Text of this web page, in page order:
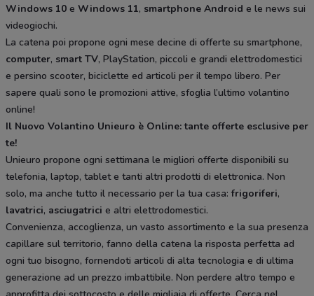
Windows 10 e Windows 11, smartphone Android e le news sui
videogiochi.
La catena poi propone ogni mese decine di offerte su smartphone,
computer, smart TV, PlayStation, piccoli e grandi elettrodomestici
e persino scooter, biciclette ed articoli per il tempo libero. Per
sapere quali sono le promozioni attive, sfoglia l’ultimo volantino
online!
Il Nuovo Volantino Unieuro è Online: tante offerte esclusive per
te!
Unieuro propone ogni settimana le migliori offerte disponibili su
telefonia, laptop, tablet e tanti altri prodotti di elettronica. Non
solo, ma anche tutto il necessario per la tua casa:frigoriferi,
lavatrici, asciugatrici e altri elettrodomestici.
Convenienza, accoglienza, un vasto assortimento e la sua presenza
capillare sul territorio, fanno della catena la risposta perfetta ad
ogni tuo bisogno, fornendoti articoli di alta tecnologia e di ultima
generazione ad un prezzo imbattibile. Non perdere altro tempo e